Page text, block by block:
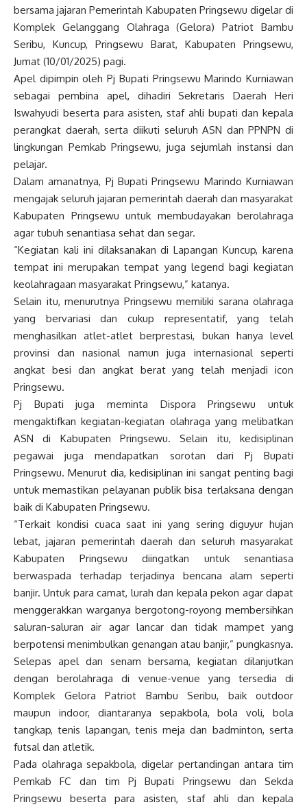
bersama jajaran Pemerintah Kabupaten Pringsewu digelar di
Komplek Gelanggang Olahraga (Gelora) Patriot Bambu
Seribu, Kuncup, Pringsewu Barat, Kabupaten Pringsewu,
Jumat (10/01/2025) pagi.
Apel dipimpin oleh Pj Bupati Pringsewu Marindo Kurniawan
sebagai pembina apel, dihadiri Sekretaris Daerah Heri
Iswahyudi beserta para asisten, staf ahli bupati dan kepala
perangkat daerah, serta diikuti seluruh ASN dan PPNPN di
lingkungan Pemkab Pringsewu, juga sejumlah instansi dan
pelajar.
Dalam amanatnya, Pj Bupati Pringsewu Marindo Kurniawan
mengajak seluruh jajaran pemerintah daerah dan masyarakat
Kabupaten Pringsewu untuk membudayakan berolahraga
agar tubuh senantiasa sehat dan segar.
“Kegiatan kali ini dilaksanakan di Lapangan Kuncup, karena
tempat ini merupakan tempat yang legend bagi kegiatan
keolahragaan masyarakat Pringsewu,” katanya.
Selain itu, menurutnya Pringsewu memiliki sarana olahraga
yang bervariasi dan cukup representatif, yang telah
menghasilkan atlet-atlet berprestasi, bukan hanya level
provinsi dan nasional namun juga internasional seperti
angkat besi dan angkat berat yang telah menjadi icon
Pringsewu.
Pj Bupati juga meminta Dispora Pringsewu untuk
mengaktifkan kegiatan-kegiatan olahraga yang melibatkan
ASN di Kabupaten Pringsewu. Selain itu, kedisiplinan
pegawai juga mendapatkan sorotan dari Pj Bupati
Pringsewu. Menurut dia, kedisiplinan ini sangat penting bagi
untuk memastikan pelayanan publik bisa terlaksana dengan
baik di Kabupaten Pringsewu.
“Terkait kondisi cuaca saat ini yang sering diguyur hujan
lebat, jajaran pemerintah daerah dan seluruh masyarakat
Kabupaten Pringsewu diingatkan untuk senantiasa
berwaspada terhadap terjadinya bencana alam seperti
banjir. Untuk para camat, lurah dan kepala pekon agar dapat
menggerakkan warganya bergotong-royong membersihkan
saluran-saluran air agar lancar dan tidak mampet yang
berpotensi menimbulkan genangan atau banjir,” pungkasnya.
Selepas apel dan senam bersama, kegiatan dilanjutkan
dengan berolahraga di venue-venue yang tersedia di
Komplek Gelora Patriot Bambu Seribu, baik outdoor
maupun indoor, diantaranya sepakbola, bola voli, bola
tangkap, tenis lapangan, tenis meja dan badminton, serta
futsal dan atletik.
Pada olahraga sepakbola, digelar pertandingan antara tim
Pemkab FC dan tim Pj Bupati Pringsewu dan Sekda
Pringsewu beserta para asisten, staf ahli dan kepala